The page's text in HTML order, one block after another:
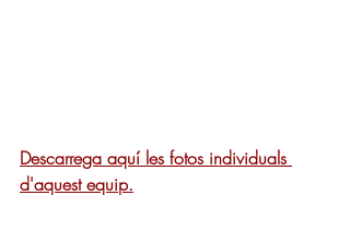
Descarrega aquí les fotos individuals
d'aquest equip.